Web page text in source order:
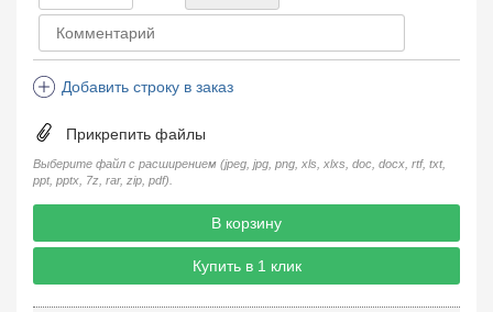
Strainer
1138
Конденсатоотводчик
Steam Trap
4
Компенсатор
Пламегаситель
Flame Arrester
73
Заказать в 1 клик
Добавить строку в заказ
Прикрепить файлы
Выберите файл с расширением (jpeg, jpg, png, xls, xlxs, doc, docx, rtf, txt,
ppt, pptx, 7z, rar, zip, pdf).
В корзину
Купить в 1 клик